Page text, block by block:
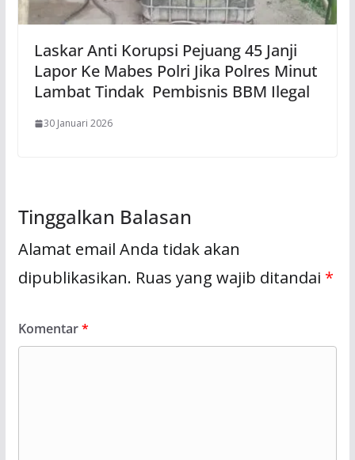
Laskar Anti Korupsi Pejuang 45 Janji
Lapor Ke Mabes Polri Jika Polres Minut
Lambat Tindak Pembisnis BBM Ilegal
30 Januari 2026
Tinggalkan Balasan
Alamat email Anda tidak akan
dipublikasikan. Ruas yang wajib ditandai *
Komentar*